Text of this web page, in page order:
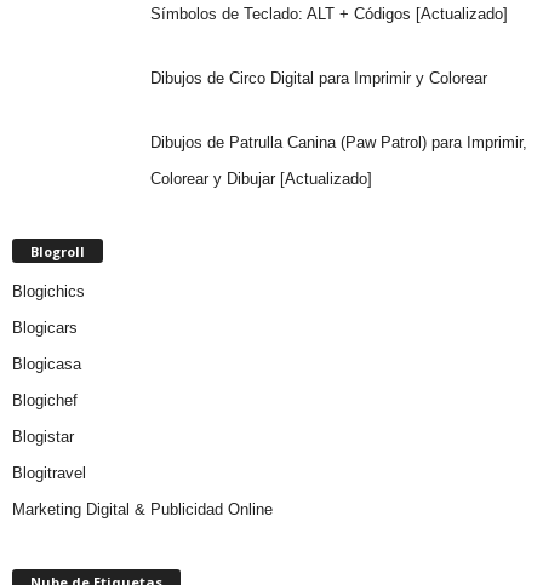
Símbolos de Teclado: ALT + Códigos [Actualizado]
Dibujos de Circo Digital para Imprimir y Colorear
Dibujos de Patrulla Canina (Paw Patrol) para Imprimir,
Colorear y Dibujar [Actualizado]
Blogroll
Blogichics
Blogicars
Blogicasa
Blogichef
Blogistar
Blogitravel
Marketing Digital & Publicidad Online